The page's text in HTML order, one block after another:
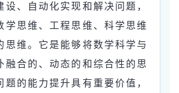
设、自动化实现和解决问题，
学思维、工程思维、科学思维
思维。它是能够将数学科学与
融合的、动态的和综合性的思
题的能力提升具有重要价值，